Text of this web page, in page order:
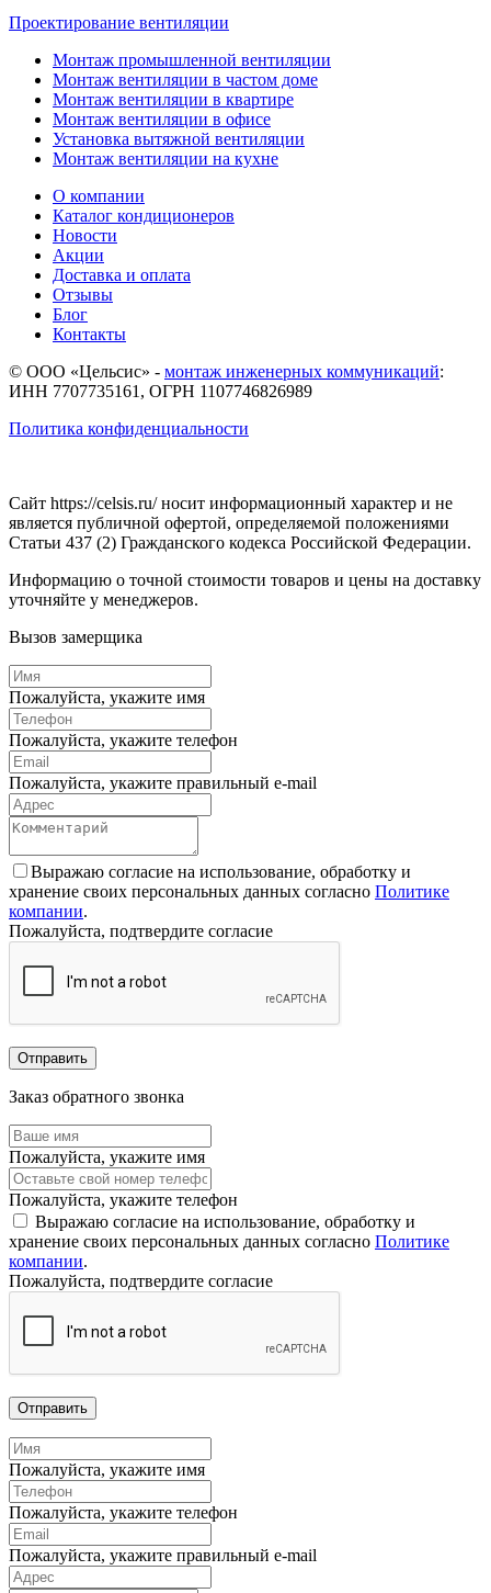
Проектирование вентиляции
Монтаж промышленной вентиляции
Монтаж вентиляции в частом доме
Монтаж вентиляции в квартире
Монтаж вентиляции в офисе
Установка вытяжной вентиляции
Монтаж вентиляции на кухне
О компании
Каталог кондиционеров
Новости
Акции
Доставка и оплата
Отзывы
Блог
Контакты
© ООО «Цельсис» - монтаж инженерных коммуникаций:
ИНН 7707735161, ОГРН 1107746826989
Политика конфиденциальности
Сайт https://celsis.ru/ носит информационный характер и не
является публичной офертой, определяемой положениями
Статьи 437 (2) Гражданского кодекса Российской Федерации.
Информацию о точной стоимости товаров и цены на доставку
уточняйте у менеджеров.
Вызов замерщика
Пожалуйста, укажите имя
Пожалуйста, укажите телефон
Пожалуйста, укажите правильный e-mail
Выражаю согласие на использование, обработку и
хранение своих персональных данных согласно Политике
компании.
Пожалуйста, подтвердите согласие
Отправить
Заказ обратного звонка
Пожалуйста, укажите имя
Пожалуйста, укажите телефон
Выражаю согласие на использование, обработку и
хранение своих персональных данных согласно Политике
компании.
Пожалуйста, подтвердите согласие
Отправить
Пожалуйста, укажите имя
Пожалуйста, укажите телефон
Пожалуйста, укажите правильный e-mail